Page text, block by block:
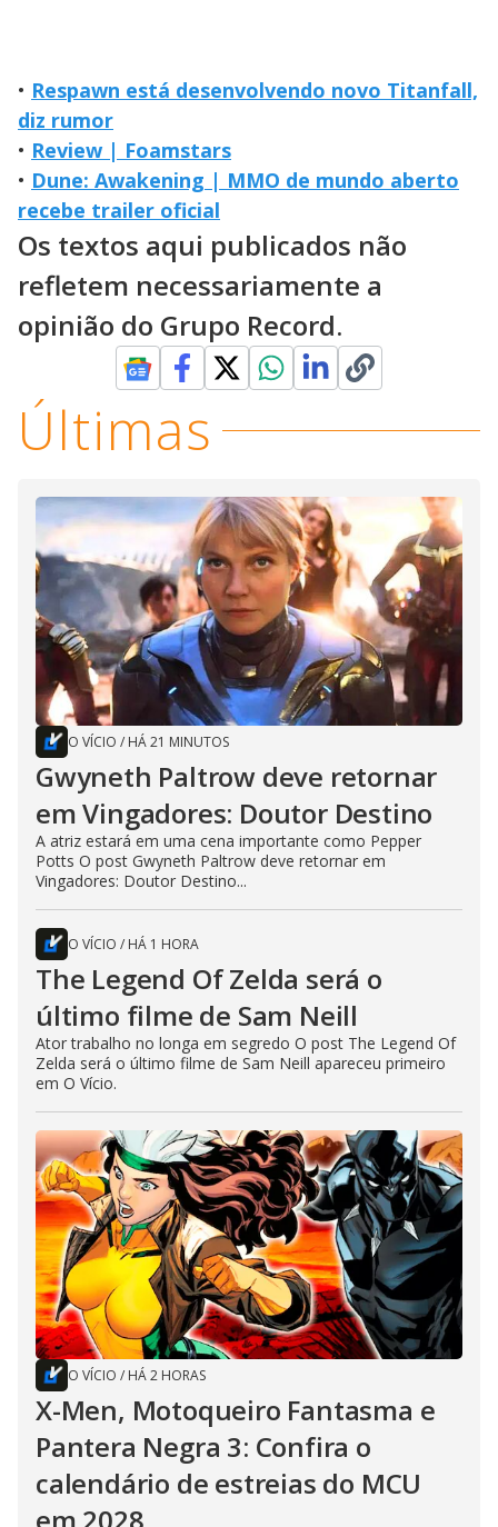
• Respawn está desenvolvendo novo Titanfall,
diz rumor
• Review | Foamstars
• Dune: Awakening | MMO de mundo aberto
recebe trailer oficial
Os textos aqui publicados não
refletem necessariamente a
opinião do Grupo Record.
Últimas
O VÍCIO / HÁ 21 MINUTOS
Gwyneth Paltrow deve retornar
em Vingadores: Doutor Destino
A atriz estará em uma cena importante como Pepper
Potts O post Gwyneth Paltrow deve retornar em
Vingadores: Doutor Destino...
O VÍCIO / HÁ 1 HORA
The Legend Of Zelda será o
último filme de Sam Neill
Ator trabalho no longa em segredo O post The Legend Of
Zelda será o último filme de Sam Neill apareceu primeiro
em O Vício.
O VÍCIO / HÁ 2 HORAS
X-Men, Motoqueiro Fantasma e
Pantera Negra 3: Confira o
calendário de estreias do MCU